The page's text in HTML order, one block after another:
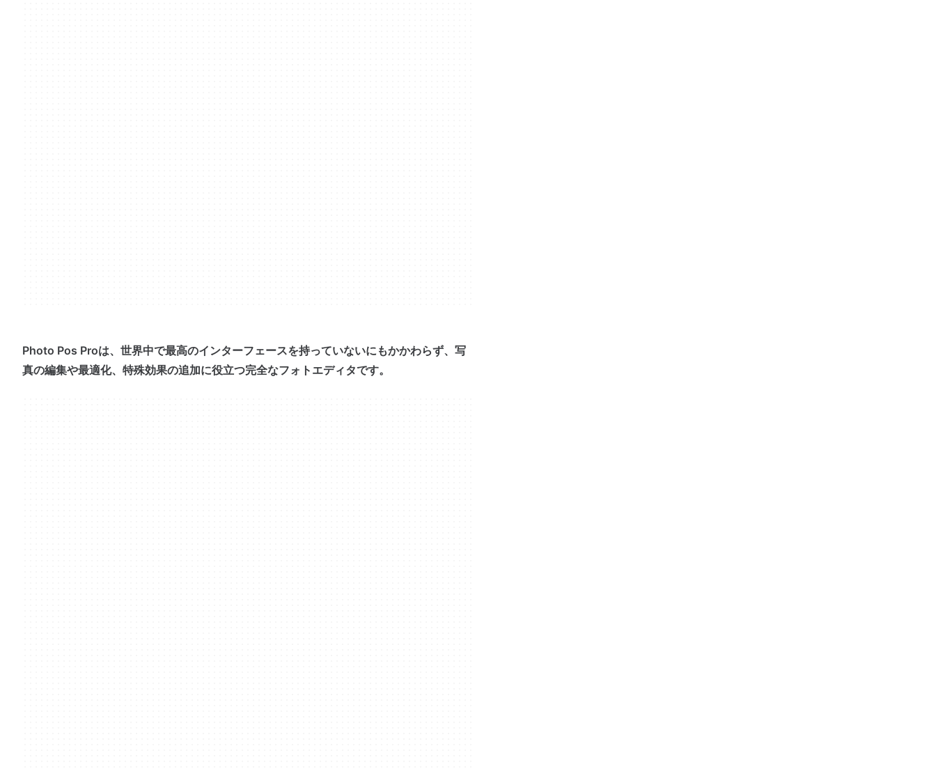
Photo Pos Proは、世界中で最高のインターフェースを持っていないにもかかわらず、写
真の編集や最適化、特殊効果の追加に役立つ完全なフォトエディタです。